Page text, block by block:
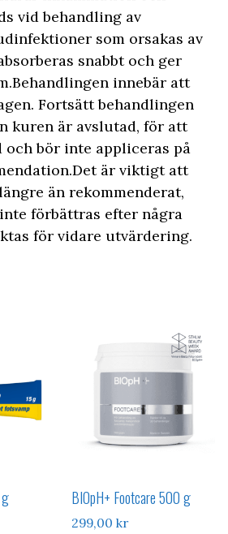
vid behandling av
som orsakas av
snabbt och ger
innebär att
Fortsätt behandlingen
kuren är avslutad, för att
bör inte appliceras på
är viktigt att
än rekommenderat,
förbättras efter några
för vidare utvärdering.
BIOpH+ Footcare 500 g
299,00kr